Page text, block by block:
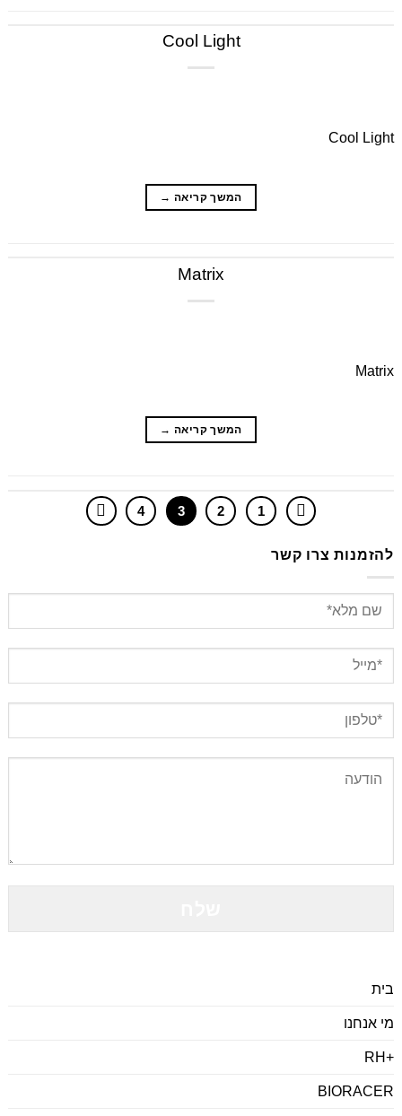
Cool Light
Cool Light
המשך קריאה →
Matrix
Matrix
המשך קריאה →
1
2
3
4
להזמנות צרו קשר
Please
this
בית
מי אנחנו
+RH
BIORACER